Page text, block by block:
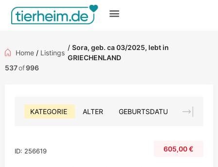
Home / Listings
/ Sora, geb. ca 03/2025, lebt in
GRIECHENLAND
537of996
KATEGORIE ALTER GEBURTSDATUM FARBE
ID: 256619 605,00€